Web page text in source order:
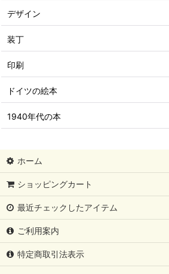
デザイン
装丁
印刷
ドイツの絵本
1940年代の本
ホーム
ショッピングカート
最近チェックしたアイテム
ご利用案内
特定商取引法表示